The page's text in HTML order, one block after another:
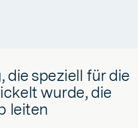
die speziell für die
wurde, die
leiten